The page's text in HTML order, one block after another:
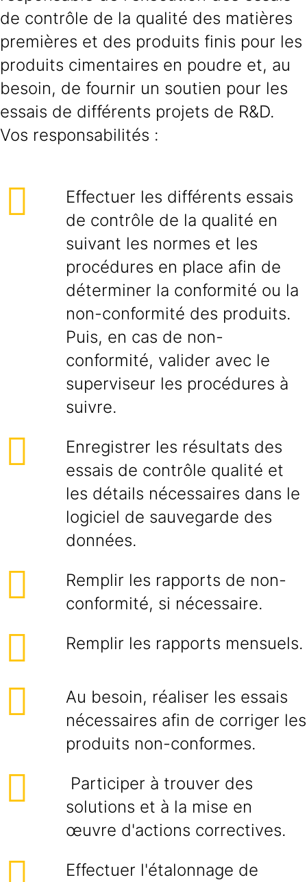
de contrôle de la qualité des matières
premières et des produits finis pour les
produits cimentaires en poudre et, au
besoin, de fournir un soutien pour les
essais de différents projets de R&D.
Vos responsabilités :
Effectuer les différents essais
de contrôle de la qualité en
suivant les normes et les
procédures en place afin de
déterminer la conformité ou la
non-conformité des produits.
Puis, en cas de non-
conformité, valider avec le
superviseur les procédures à
suivre.
Enregistrer les résultats des
essais de contrôle qualité et
les détails nécessaires dans le
logiciel de sauvegarde des
données.
Remplir les rapports de non-
conformité, si nécessaire.
Remplir les rapports mensuels.
Au besoin, réaliser les essais
nécessaires afin de corriger les
produits non-conformes.
Participer à trouver des
solutions et à la mise en
œuvre d'actions correctives.
Effectuer l'étalonnage de